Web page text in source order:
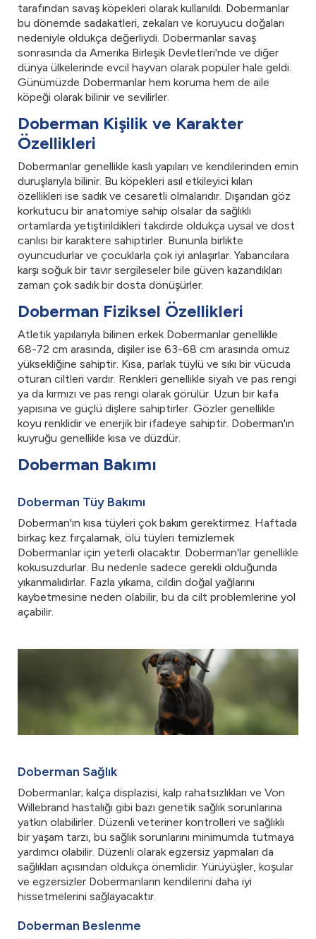
tarafından savaş köpekleri olarak kullanıldı. Dobermanlar
bu dönemde sadakatleri, zekaları ve koruyucu doğaları
nedeniyle oldukça değerliydi. Dobermanlar savaş
sonrasında da Amerika Birleşik Devletleri'nde ve diğer
dünya ülkelerinde evcil hayvan olarak popüler hale geldi.
Günümüzde Dobermanlar hem koruma hem de aile
köpeği olarak bilinir ve sevilirler.
Doberman Kişilik ve Karakter
Özellikleri
Dobermanlar genellikle kaslı yapıları ve kendilerinden emin
duruşlarıyla bilinir. Bu köpekleri asıl etkileyici kılan
özellikleri ise sadık ve cesaretli olmalarıdır. Dışarıdan göz
korkutucu bir anatomiye sahip olsalar da sağlıklı
ortamlarda yetiştirildikleri takdirde oldukça uysal ve dost
canlısı bir karaktere sahiptirler. Bununla birlikte
oyuncudurlar ve çocuklarla çok iyi anlaşırlar. Yabancılara
karşı soğuk bir tavır sergileseler bile güven kazandıkları
zaman çok sadık bir dosta dönüşürler.
Doberman Fiziksel Özellikleri
Atletik yapılarıyla bilinen erkek Dobermanlar genellikle
68-72 cm arasında, dişiler ise 63-68 cm arasında omuz
yüksekliğine sahiptir. Kısa, parlak tüylü ve sıkı bir vücuda
oturan ciltleri vardır. Renkleri genellikle siyah ve pas rengi
ya da kırmızı ve pas rengi olarak görülür. Uzun bir kafa
yapısına ve güçlü dişlere sahiptirler. Gözler genellikle
koyu renklidir ve enerjik bir ifadeye sahiptir. Doberman'ın
kuyruğu genellikle kısa ve düzdür.
Doberman Bakımı
Doberman Tüy Bakımı
Doberman'ın kısa tüyleri çok bakım gerektirmez. Haftada
birkaç kez fırçalamak, ölü tüyleri temizlemek
Dobermanlar için yeterli olacaktır. Doberman'lar genellikle
kokusuzdurlar. Bu nedenle sadece gerekli olduğunda
yıkanmalıdırlar. Fazla yıkama, cildin doğal yağlarını
kaybetmesine neden olabilir, bu da cilt problemlerine yol
açabilir.
Doberman Sağlık
Dobermanlar; kalça displazisi, kalp rahatsızlıkları ve Von
Willebrand hastalığı gibi bazı genetik sağlık sorunlarına
yatkın olabilirler. Düzenli veteriner kontrolleri ve sağlıklı
bir yaşam tarzı, bu sağlık sorunlarını minimumda tutmaya
yardımcı olabilir. Düzenli olarak egzersiz yapmaları da
sağlıkları açısından oldukça önemlidir. Yürüyüşler, koşular
ve egzersizler Dobermanların kendilerini daha iyi
hissetmelerini sağlayacaktır.
Doberman Beslenme